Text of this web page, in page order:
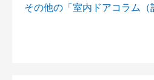
その他の「室内ドアコラム（